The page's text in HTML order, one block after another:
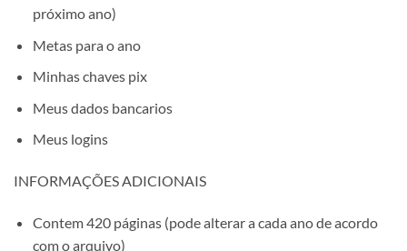
próximo ano)
Metas para o ano
Minhas chaves pix
Meus dados bancarios
Meus logins
INFORMAÇÕES ADICIONAIS
Contem 420 páginas (pode alterar a cada ano de acordo
com o arquivo)